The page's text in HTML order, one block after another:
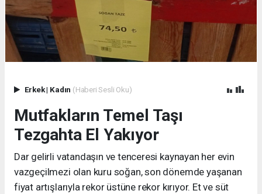
Erkek| Kadın (Haberi Sesli Oku)
Mutfakların Temel Taşı
Tezgahta El Yakıyor
Dar gelirli vatandaşın ve tenceresi kaynayan her evin
vazgeçilmezi olan kuru soğan, son dönemde yaşanan
fiyat artışlarıyla rekor üstüne rekor kırıyor. Et ve süt